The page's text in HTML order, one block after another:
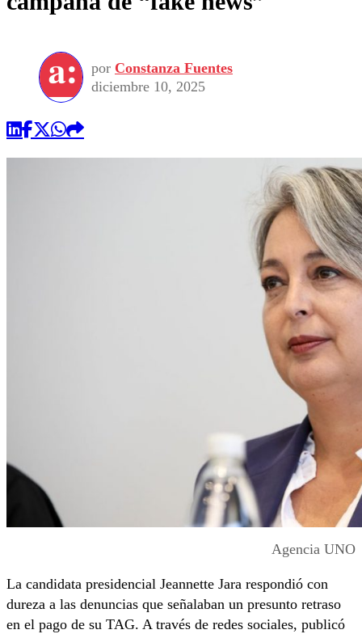
por Constanza Fuentes
diciembre 10, 2025
Agencia UNO
La candidata presidencial Jeannette Jara respondió con
dureza a las denuncias que señalaban un presunto retraso
en el pago de su TAG. A través de redes sociales, publicó